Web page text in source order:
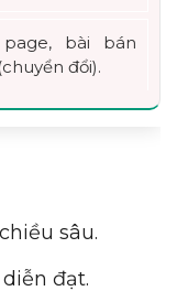
page, bài bán
đổi).
sâu.
đạt.